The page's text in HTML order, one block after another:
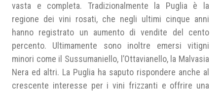
vasta e completa. Tradizionalmente la Puglia è la
regione dei vini rosati, che negli ultimi cinque anni
hanno registrato un aumento di vendite del cento
percento. Ultimamente sono inoltre emersi vitigni
minori come il Sussumaniello, l’Ottavianello, la Malvasia
Nera ed altri. La Puglia ha saputo rispondere anche al
crescente interesse per i vini frizzanti e offrire una